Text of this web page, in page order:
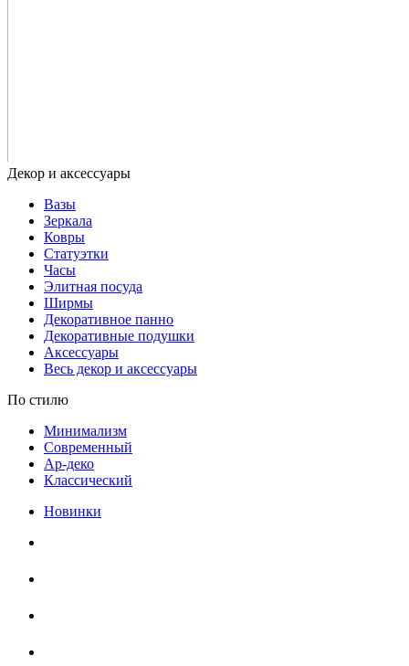
Вазы
Зеркала
Ковры
Статуэтки
Часы
Элитная посуда
Ширмы
Декоративное панно
Декоративные подушки
Аксессуары